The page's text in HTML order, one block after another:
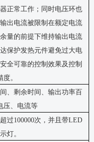
正常工作；同时电压环也
出电流被限制在额定电流
量的前提下维持输出电流
达保护发热元件避免过大电
全可靠的控制效果及控制
度。
、剩余时间、输出功率百
压、电流等
过100000次，并且带LED
灯。